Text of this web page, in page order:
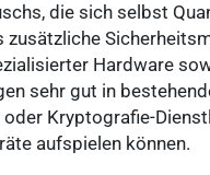
die sich selbst
Hardware
sehr gut in
Kryptografie-
aufspielen können.